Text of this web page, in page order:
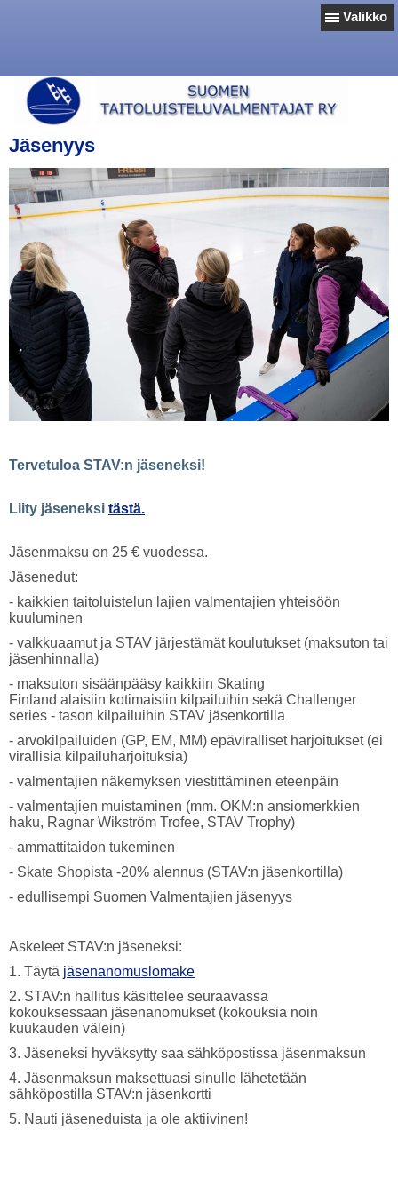
Valikko
Jäsenyys
Tervetuloa STAV:n jäseneksi!
Liity jäseneksi tästä.
Jäsenmaksu on 25 € vuodessa.
Jäsenedut:
- kaikkien taitoluistelun lajien valmentajien yhteisöön
kuuluminen
- valkkuaamut ja STAV järjestämät koulutukset (maksuton tai
jäsenhinnalla)
- maksuton sisäänpääsy kaikkiin Skating
Finland alaisiin kotimaisiin kilpailuihin sekä Challenger
series - tason kilpailuihin STAV jäsenkortilla
- arvokilpailuiden (GP, EM, MM) epäviralliset harjoitukset (ei
virallisia kilpailuharjoituksia)
- valmentajien näkemyksen viestittäminen eteenpäin
- valmentajien muistaminen (mm. OKM:n ansiomerkkien
haku, Ragnar Wikström Trofee, STAV Trophy)
- ammattitaidon tukeminen
- Skate Shopista -20% alennus (STAV:n jäsenkortilla)
- edullisempi Suomen Valmentajien jäsenyys
Askeleet STAV:n jäseneksi:
1. Täytä jäsenanomuslomake
2. STAV:n hallitus käsittelee seuraavassa
kokouksessaan jäsenanomukset (kokouksia noin
kuukauden välein)
3. Jäseneksi hyväksytty saa sähköpostissa jäsenmaksun
4. Jäsenmaksun maksettuasi sinulle lähetetään
sähköpostilla STAV:n jäsenkortti
5. Nauti jäseneduista ja ole aktiivinen!